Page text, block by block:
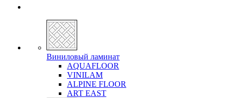
Виниловый ламинат
AQUAFLOOR
VINILAM
ALPINE FLOOR
ART EAST